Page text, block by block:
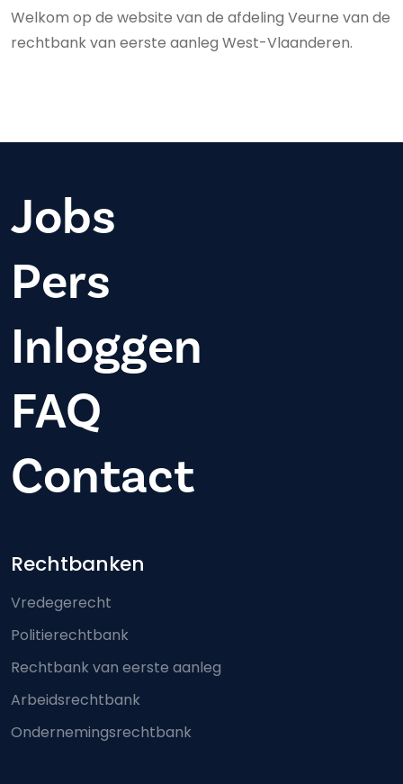
Welkom op de website van de afdeling Veurne van de
rechtbank van eerste aanleg West-Vlaanderen.
Jobs
Pers
Inloggen
FAQ
Contact
Footer-menu
Rechtbanken
Vredegerecht
Politierechtbank
Rechtbank van eerste aanleg
Arbeidsrechtbank
Ondernemingsrechtbank